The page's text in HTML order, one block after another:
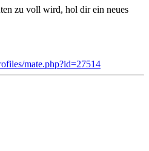
zu voll wird, hol dir ein neues
mate.php?id=27514